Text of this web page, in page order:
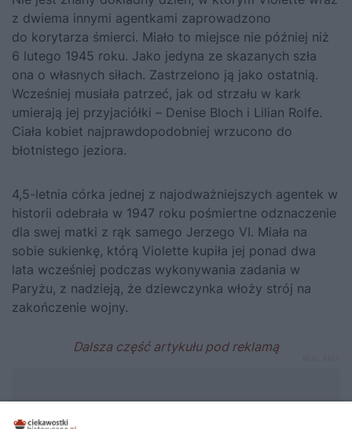
z dwiema innymi agentkami zaprowadzono
do korytarza śmierci. Miało to miejsce nie później niż
6 lutego 1945 roku. Jako jedyna ze skazanych szła
ona o własnych siłach. Zastrzelono ją jako ostatnią.
Wcześniej musiała patrzeć, jak od strzału w kark
umierają jej przyjaciółki – Denise Bloch i Lilian Rolfe.
Ciała kobiet najprawdopodobniej wrzucono do
błotnistego jeziora.
4,5-letnia córka jednej z najodważniejszych agentek w
historii odebrała w 1947 roku pośmiertne odznaczenie
dla swej matki z rąk samego Jerzego VI. Miała na
sobie sukienkę, którą Violette kupiła jej ponad dwa
lata wcześniej podczas wykonywania zadania w
Paryżu, z nadzieją, że dziewczynka włoży strój na
zakończenie wojny.